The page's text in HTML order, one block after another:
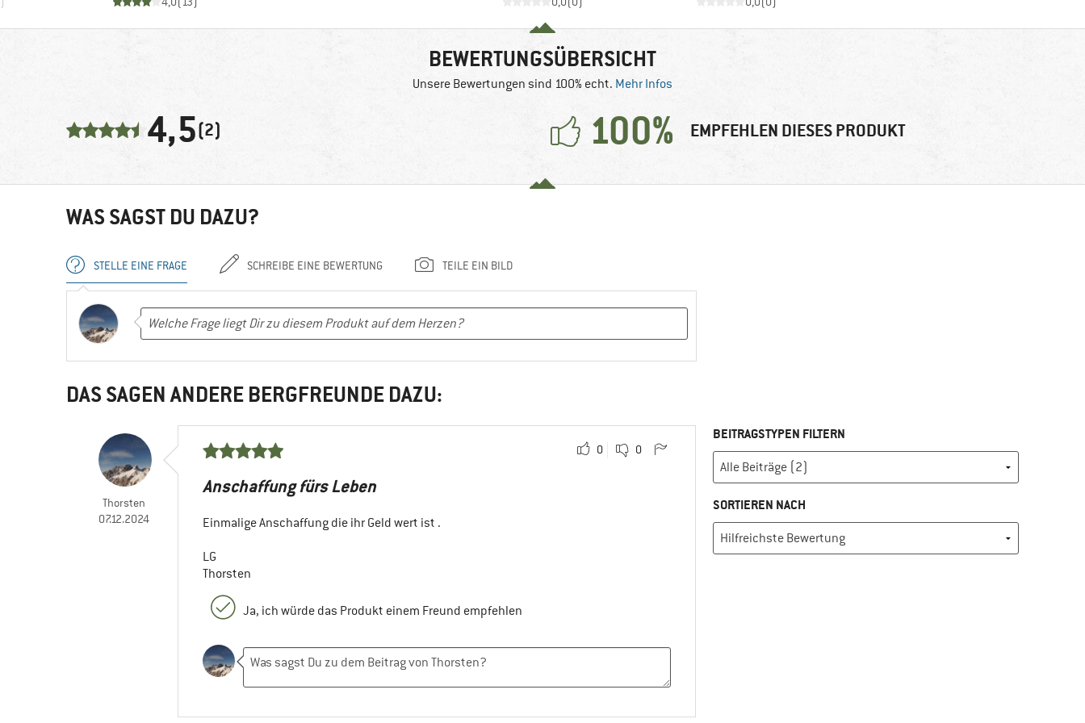
BEWERTUNGSÜBERSICHT
Unsere Bewertungen sind 100% echt. Mehr Infos
4,5(2) 100% EMPFEHLEN DIESES PRODUKT
WAS SAGST DU DAZU?
STELLE EINE FRAGE SCHREIBE EINE BEWERTUNG TEILE EIN BILD
DAS SAGEN ANDERE BERGFREUNDE DAZU:
Thorsten
07.12.2024
0 0
Anschaffung fürs Leben
Einmalige Anschaffung die ihr Geld wert ist .
LG
Thorsten
Ja, ich würde das Produkt einem Freund empfehlen
BEITRAGSTYPEN FILTERN
SORTIEREN NACH